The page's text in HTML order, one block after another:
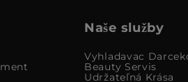
Naše služby
Vyhladavac
Beauty Servis
Udržateľná Krása